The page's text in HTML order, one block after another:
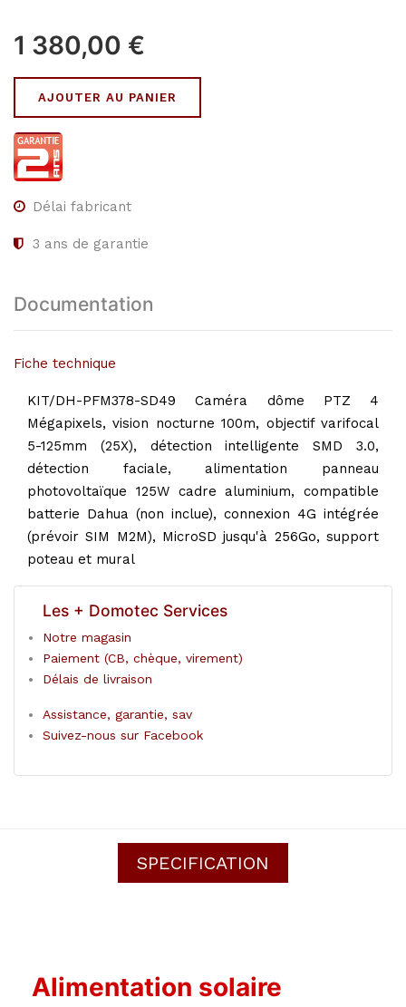
1 380,00 €
AJOUTER AU PANIER
Délai fabricant
3 ans de garantie
Documentation
Fiche technique
KIT/DH-PFM378-SD49 Caméra dôme PTZ 4
Mégapixels, vision nocturne 100m, objectif varifocal
5-125mm (25X), détection intelligente SMD 3.0,
détection faciale, alimentation panneau
photovoltaïque 125W cadre aluminium, compatible
batterie Dahua (non inclue), connexion 4G intégrée
(prévoir SIM M2M), MicroSD jusqu'à 256Go, support
poteau et mural
Les + Domotec Services
Notre magasin
Paiement (CB, chèque, virement)
Délais de livraison
Assistance, garantie, sav
Suivez-nous sur Facebook
SPECIFICATION
Alimentation solaire